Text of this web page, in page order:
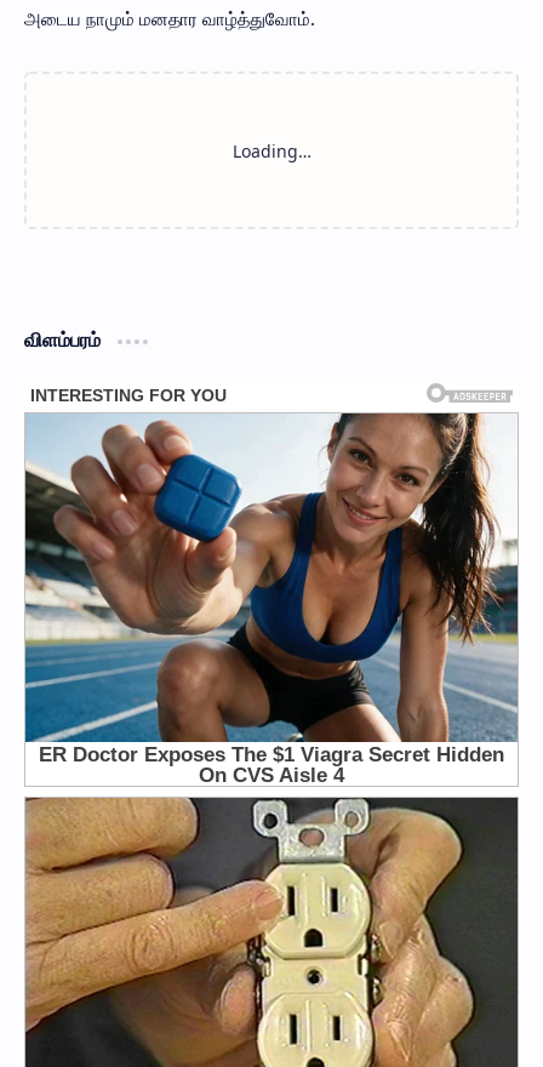
அடைய நாமும் மனதார வாழ்த்துவோம்.
விளம்பரம்